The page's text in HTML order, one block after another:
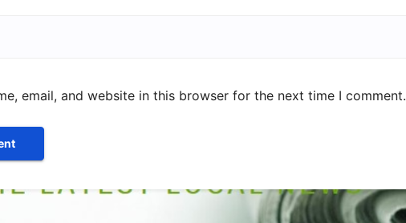
email, and website in this browser for the next time I comment.